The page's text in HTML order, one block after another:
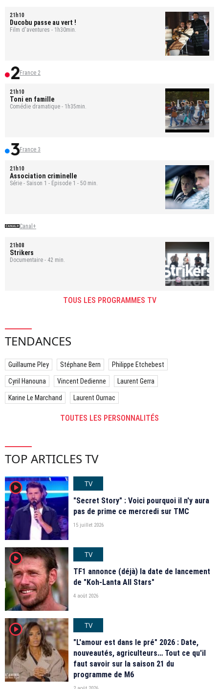
21h10
Ducobu passe au vert !
Film d'aventures - 1h30min.
France 2
21h10
Toni en famille
Comédie dramatique - 1h35min.
France 3
21h10
Association criminelle
Série - Saison 1 - Épisode 1 - 50 min.
Canal+
21h08
Strikers
Documentaire - 42 min.
TOUS LES PROGRAMMES TV
TENDANCES
Guillaume Pley Stéphane Bern Philippe Etchebest
Cyril Hanouna Vincent Dedienne Laurent Gerra
Karine Le Marchand Laurent Ournac
TOUTES LES PERSONNALITÉS
TOP ARTICLES TV
player2
TV
"Secret Story" : Voici pourquoi il n'y aura
pas de prime ce mercredi sur TMC
15 juillet 2026
player2
TV
TF1 annonce (déjà) la date de lancement
de "Koh-Lanta All Stars"
4 août 2026
player2
TV
"L'amour est dans le pré" 2026 : Date,
nouveautés, agriculteurs… Tout ce qu'il
faut savoir sur la saison 21 du
programme de M6